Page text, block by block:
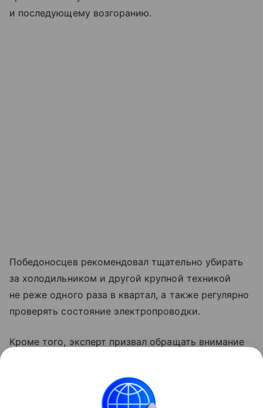
и последующему возгоранию.
Победоносцев рекомендовал тщательно убирать
за холодильником и другой крупной техникой
не реже одного раза в квартал, а также регулярно
проверять состояние электропроводки.
Кроме того, эксперт призвал обращать внимание
внутри холодильника. При появлении
неисправностей, перегрева или подтекания